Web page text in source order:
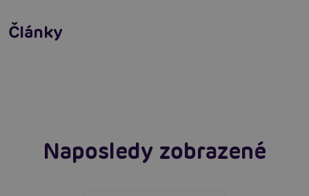
Články
výsledky?
Číst více
Vybíráme vibrátor: Jak vybrat nejlepší
vibrátor?
Naposledy zobrazené